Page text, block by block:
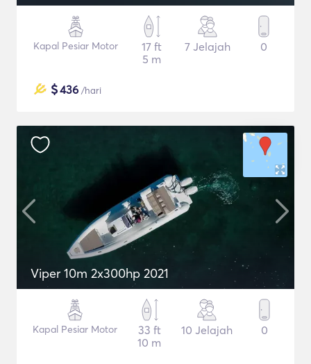
Kapal Pesiar Motor
17 ft
5 m
7 Jelajah 0
$436 /hari
Viper 10m 2x300hp 2021
Kapal Pesiar Motor
33 ft
10 m
10 Jelajah 0